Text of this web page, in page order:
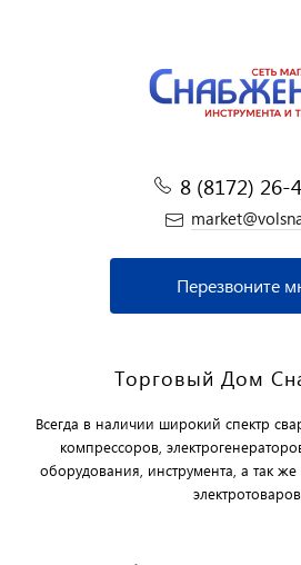
8 (8172) 26-
Перезвоните
Торговый Дом
Всегда в наличии широкий спектр
компрессоров,
оборудования, инструмента, а так